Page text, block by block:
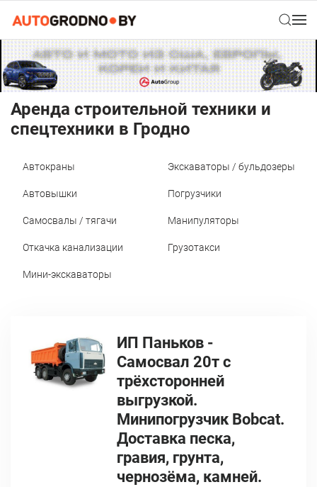
Аренда строительной техники и
спецтехники в Гродно
Автокраны
Автовышки
Самосвалы / тягачи
Откачка канализации
Мини-экскаваторы
Экскаваторы / бульдозеры
Погрузчики
Манипуляторы
Грузотакси
ИП Паньков -
Самосвал 20т с
трёхсторонней
выгрузкой.
Минипогрузчик Bobcat.
Доставка песка,
гравия, грунта,
чернозёма, камней.